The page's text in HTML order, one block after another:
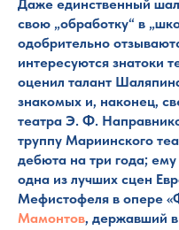
Даже единственный
свою „обработку“ в
одобрительно
интересуются знатоки
оценил талант
знакомых и, наконец,
театра Э. Ф.
труппу Мариинского
дебюта на три года;
одна из лучших сцен
Мефистофеля в опере
Мамонтов, державший